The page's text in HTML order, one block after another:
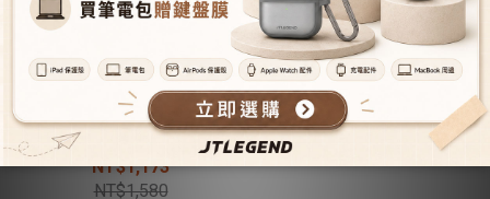
iPad Pro 2025/2024 Ness Pro
13吋 相機快取多角度折疊防
潑水布紋保護殼(磁扣) - 奶茶
灰
NT$1,173
NT$1,580